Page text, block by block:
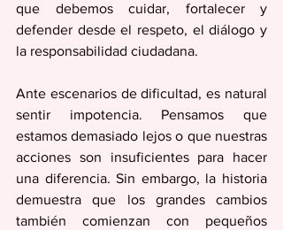
que debemos cuidar, fortalecer y
defender desde el respeto, el diálogo y
la responsabilidad ciudadana.
Ante escenarios de dificultad, es natural
sentir impotencia. Pensamos que
estamos demasiado lejos o que nuestras
acciones son insuficientes para hacer
una diferencia. Sin embargo, la historia
demuestra que los grandes cambios
también comienzan con pequeños